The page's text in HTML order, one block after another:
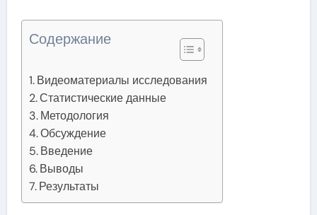
Содержание
Видеоматериалы исследования
Статистические данные
Методология
Обсуждение
Введение
Выводы
Результаты